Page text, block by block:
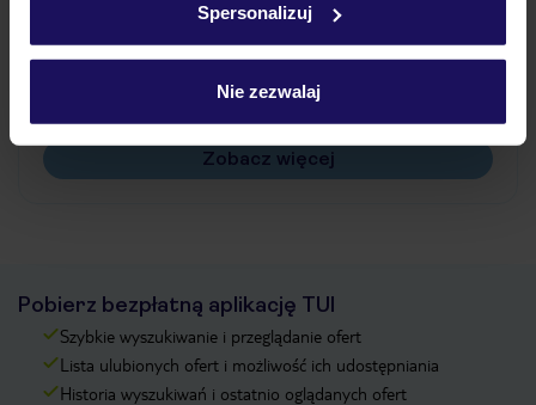
Spersonalizuj
Nie zezwalaj
Czy w Hotelu będzie przedstawiciel TUI?
Na jakiej podstawie i gdzie otrzymam karty
Zobacz więcej
Pobierz bezpłatną aplikację TUI
Szybkie wyszukiwanie i przeglądanie ofert
Lista ulubionych ofert i możliwość ich udostępniania
Historia wyszukiwań i ostatnio oglądanych ofert